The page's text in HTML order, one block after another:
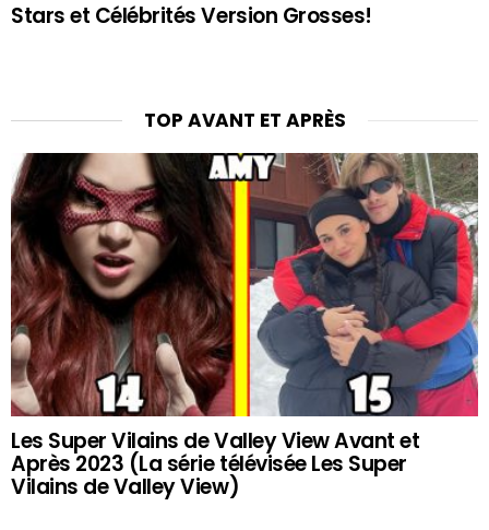
Stars et Célébrités Version Grosses!
TOP AVANT ET APRÈS
Les Super Vilains de Valley View Avant et
Après 2023 (La série télévisée Les Super
Vilains de Valley View)